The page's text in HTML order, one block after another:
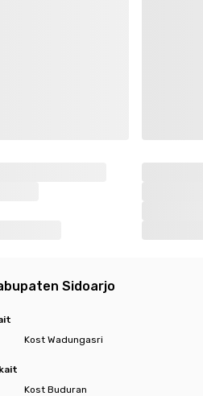
Sidoarjo
Kost Wadungasri
Kost Buduran